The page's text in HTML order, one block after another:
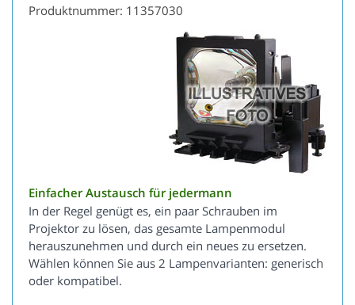
Produktnummer: 11357030
Einfacher Austausch für jedermann
In der Regel genügt es, ein paar Schrauben im
Projektor zu lösen, das gesamte Lampenmodul
herauszunehmen und durch ein neues zu ersetzen.
Wählen können Sie aus 2 Lampenvarianten: generisch
oder kompatibel.